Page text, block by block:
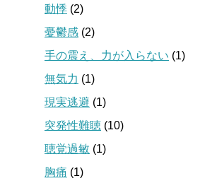
動悸 (2)
憂鬱感 (2)
手の震え、力が入らない (1)
無気力 (1)
現実逃避 (1)
突発性難聴 (10)
聴覚過敏 (1)
胸痛 (1)